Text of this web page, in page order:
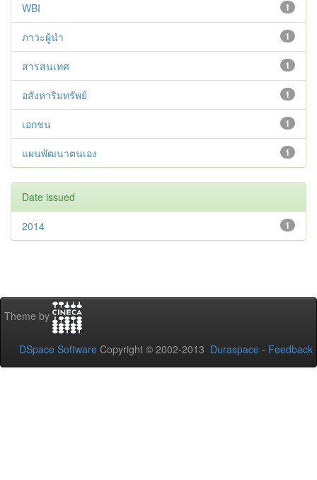
1
WBI
1
ภาวะผู้นำ
1
สารสนเทศ
1
อสังหาริมทรัพย์
1
เอกชน
1
แผนพัฒนาตนเอง
Date issued
1
2014
Theme by
DSpace Software Copyright © 2002-2013 Duraspace - Feedback